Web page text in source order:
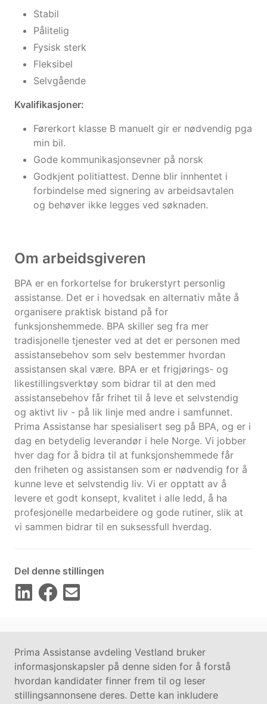
Stabil
Pålitelig
Fysisk sterk
Fleksibel
Selvgående
Kvalifikasjoner:
Førerkort klasse B manuelt gir er nødvendig pga
min bil.
Gode kommunikasjonsevner på norsk
Godkjent politiattest. Denne blir innhentet i
forbindelse med signering av arbeidsavtalen
og behøver ikke legges ved søknaden.
Om arbeidsgiveren
BPA er en forkortelse for brukerstyrt personlig
assistanse. Det er i hovedsak en alternativ måte å
organisere praktisk bistand på for
funksjonshemmede. BPA skiller seg fra mer
tradisjonelle tjenester ved at det er personen med
assistansebehov som selv bestemmer hvordan
assistansen skal være. BPA er et frigjørings- og
likestillingsverktøy som bidrar til at den med
assistansebehov får frihet til å leve et selvstendig
og aktivt liv - på lik linje med andre i samfunnet.
Prima Assistanse har spesialisert seg på BPA, og er i
dag en betydelig leverandør i hele Norge. Vi jobber
hver dag for å bidra til at funksjonshemmede får
den friheten og assistansen som er nødvendig for å
kunne leve et selvstendig liv. Vi er opptatt av å
levere et godt konsept, kvalitet i alle ledd, å ha
profesjonelle medarbeidere og gode rutiner, slik at
vi sammen bidrar til en suksessfull hverdag.
Del denne stillingen
Kontakt oss påhallo@vilect.com
Prima Assistanse avdeling Vestland bruker
informasjonskapsler på denne siden for å forstå
hvordan kandidater finner frem til og leser
stillingsannonsene deres. Dette kan inkludere